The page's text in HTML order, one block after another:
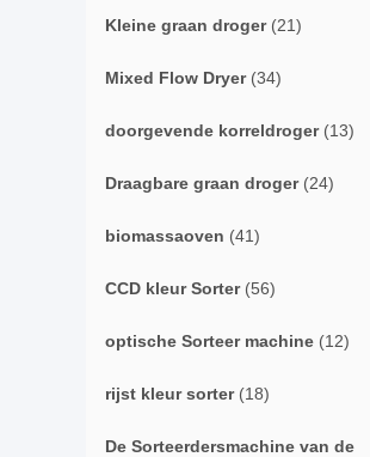
Kleine graan droger(21)
Mixed Flow Dryer(34)
doorgevende korreldroger(13)
Draagbare graan droger(24)
biomassaoven (41)
CCD kleur Sorter(56)
optische Sorteer machine (12)
rijst kleur sorter(18)
De Sorteerdersmachine van de